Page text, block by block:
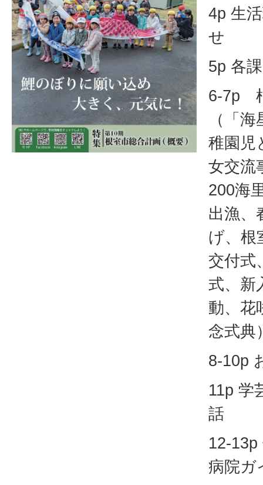
4p 生
せ
5p 各
6-7p
（「
稚園児
女交流
200海
出漁、
げ、根
交付式
式、新
動、花
念式典
8-10p
11p 学
話
12-
病院ガ